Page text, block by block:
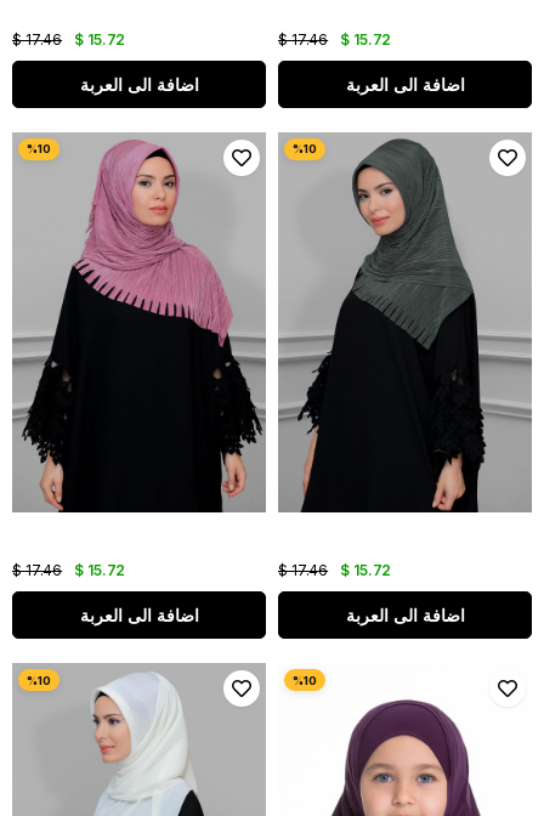
$ 15.72
$ 17.46
اضافة الى العربة
$ 15.72
$ 17.46
اضافة الى العربة
$ 15.72
$ 17.46
اضافة الى العربة
$ 15.72
$ 17.46
اضافة الى العربة